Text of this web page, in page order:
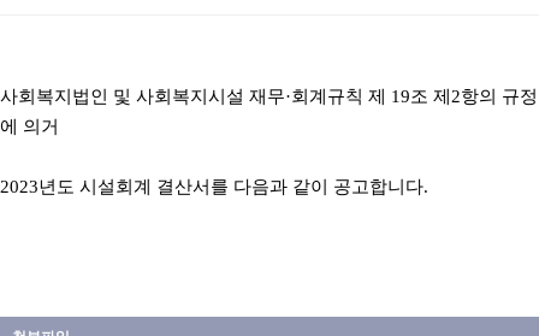
사회복지법인 및 사회복지시설 재무·회계규칙 제 19조 제 2항의 규정
에 의거
2023년도 시설회계 결산서를 다음과 같이 공고합니다.